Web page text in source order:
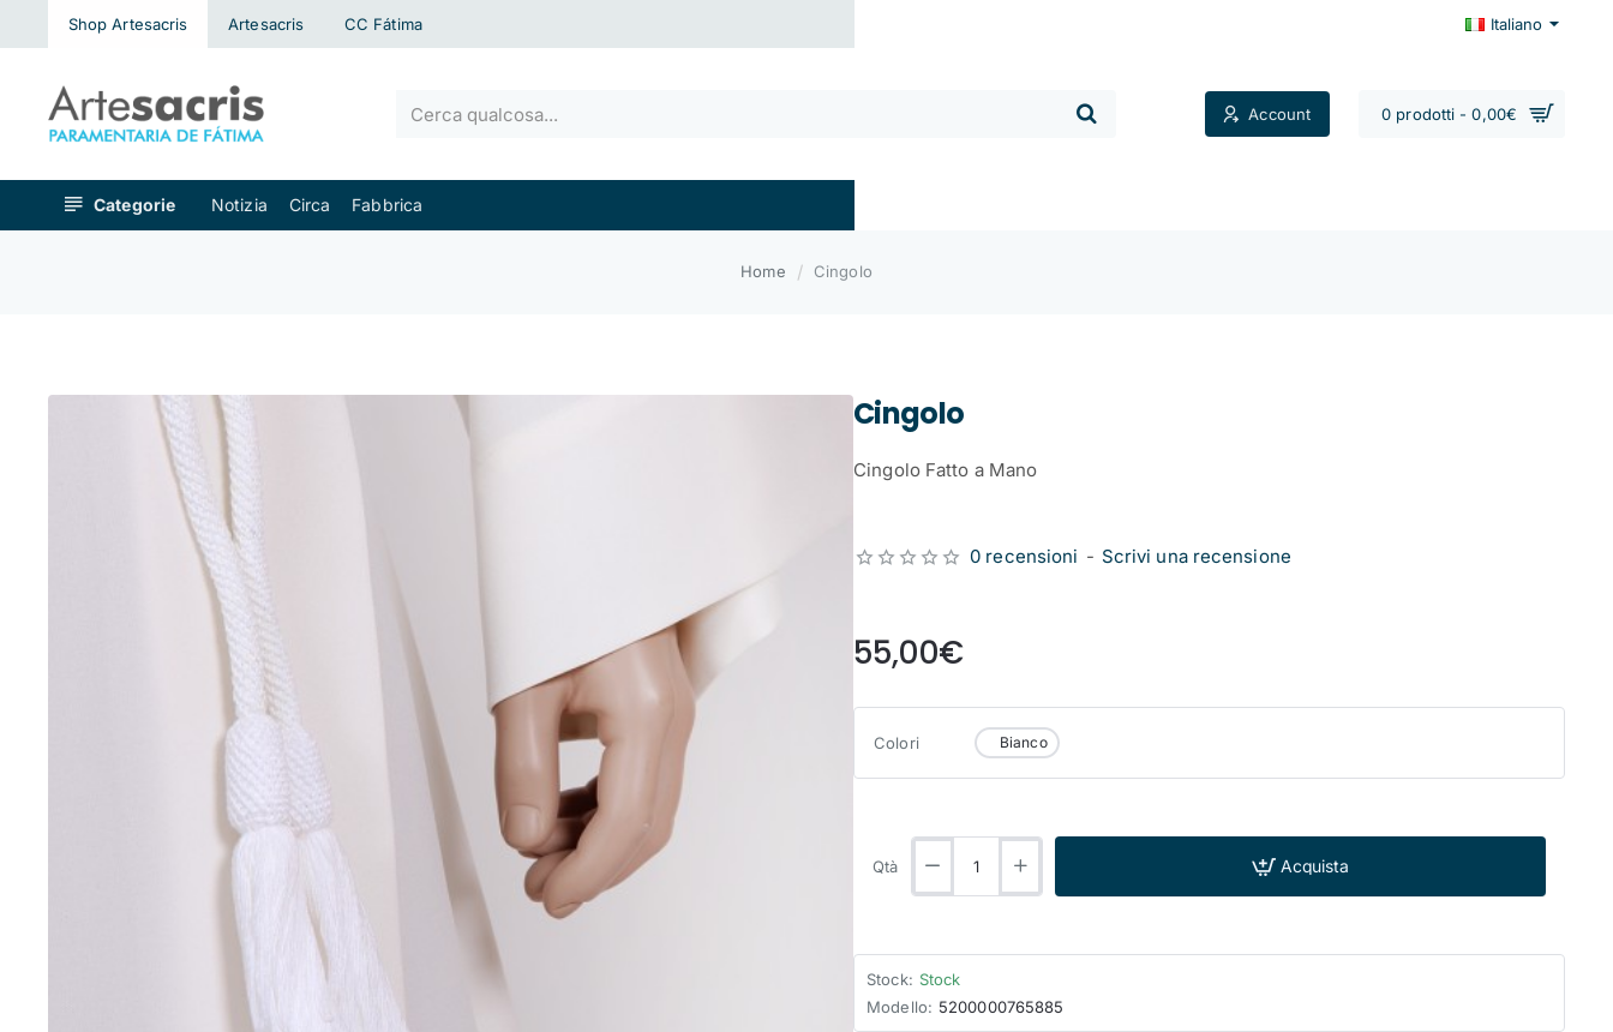
Shop Artesacris Artesacris CC Fátima Italiano
Cerca
Account 0 prodotti - 0,00€
Categorie Notizia Circa Fabbrica
HomehomeCingolo
Cingolo
Cingolo Fatto a Mano
Stock: Stock
Modello: 5200000765885
0 recensioni - Scrivi una recensione
55,00€
Colori Bianco
Qtà Acquista